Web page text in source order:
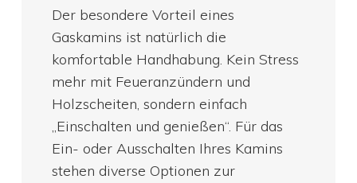
Der besondere Vorteil eines
Gaskamins ist natürlich die
komfortable Handhabung. Kein Stress
mehr mit Feueranzündern und
Holzscheiten, sondern einfach
„Einschalten und genießen“. Für das
Ein- oder Ausschalten Ihres Kamins
stehen diverse Optionen zur